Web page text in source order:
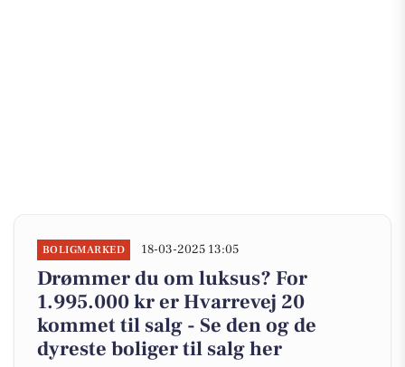
BOLIGMARKED 18-03-2025 13:05
Drømmer du om luksus? For
1.995.000 kr er Hvarrevej 20
kommet til salg - Se den og de
dyreste boliger til salg her